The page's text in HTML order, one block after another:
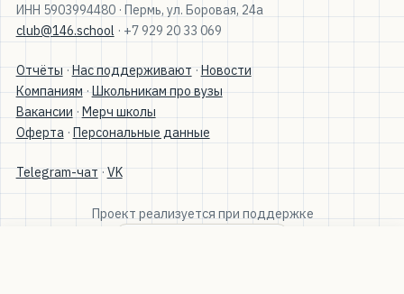
ИНН 5903994480 · Пермь, ул. Боровая, 24а
club@146.school · +7 929 20 33 069
Отчёты · Нас поддерживают · Новости
Компаниям · Школьникам про вузы
Вакансии · Мерч школы
Оферта· Персональные данные
Telegram-чат · VK
Проект реализуется при поддержке